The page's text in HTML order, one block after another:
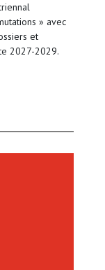
» avec
et
2027-2029.